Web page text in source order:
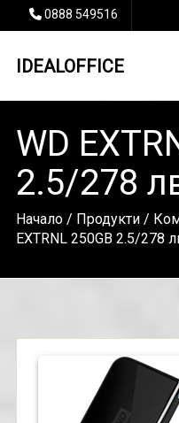
0888 549516
IDEALOFFICE
WD
2.5/278
Начало/ Продукти/
EXTRNL 250GB 2.5/278